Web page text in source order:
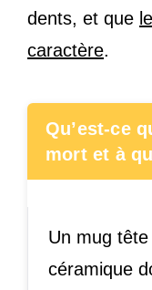
dents, et que
caractère.
Qu’est-ce
mort et à
Un mug
céramique